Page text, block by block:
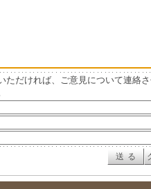
ただければ、ご意見について連絡